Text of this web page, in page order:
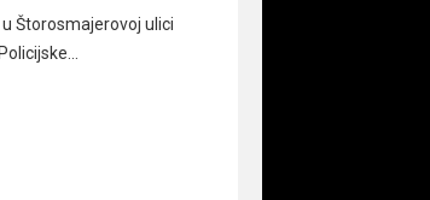
Štorosmajerovoj ulici